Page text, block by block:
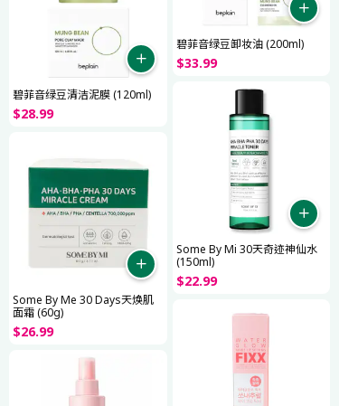
碧菲音绿豆卸妆油 (200ml)
$33.99
碧菲音绿豆清洁泥膜 (120ml)
$28.99
Some By Mi 30天奇迹神仙水
(150ml)
$22.99
Some By Me 30 Days天焕肌
面霜 (60g)
$26.99